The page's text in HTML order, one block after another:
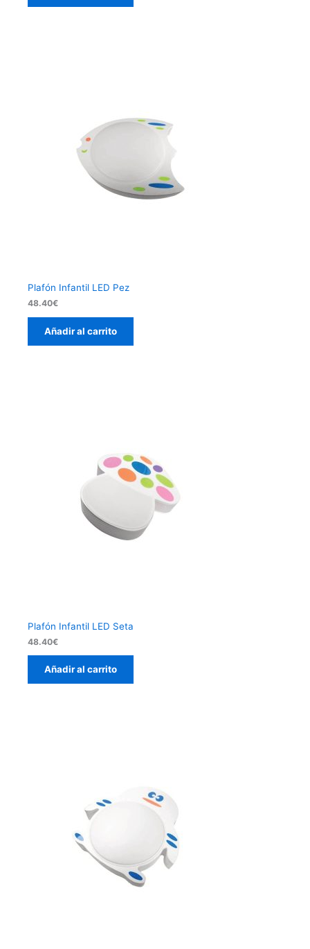
Plafón Infantil LED Pez
48.40€
Añadir al carrito
Plafón Infantil LED Seta
48.40€
Añadir al carrito